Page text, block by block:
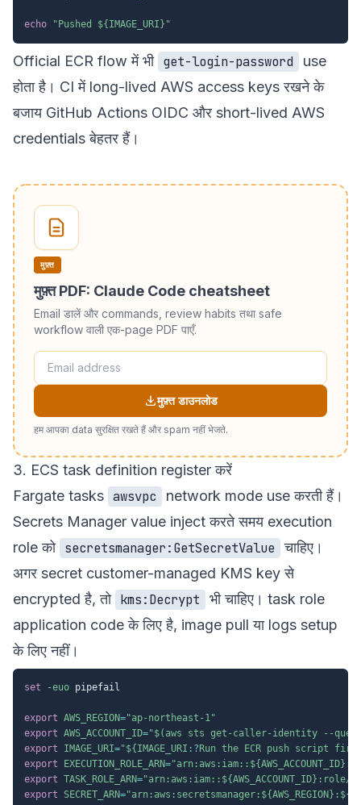
echo "Pushed ${IMAGE_URI} "
Official ECR flow में भी get-login-password
use
होता है। CI में long-lived AWS access keys रखने के
बजाय GitHub Actions OIDC और short-lived AWS
credentials बेहतर हैं।
मुफ़्त
मुफ़्त PDF: Claude Code cheatsheet
Email डालें और commands, review habits तथा safe
workflow वाली एक-page PDF पाएँ.
मुफ़्त डाउनलोड
हम आपका data सुरक्षित रखते हैं और spam नहीं भेजते.
3. ECS task definition register करें
Fargate tasks awsvpc
network mode use करती हैं।
Secrets Manager value inject करते समय execution
role को secretsmanager:GetSecretValue चाहिए।
अगर secret customer-managed KMS key से
encrypted है, तो kms:Decrypt
भी चाहिए। task role
application code के लिए है, image pull या logs setup
के लिए नहीं।
set -euo pipefail
export AWS_REGION="ap-northeast-1"
export AWS_ACCOUNT_ID="$( aws sts get-caller-identity
--
export
IMAGE_URI="${IMAGE_URI :? Run the ECR push script
export
EXECUTION_ROLE_ARN="arn:aws:iam:: ${AWS_ACCOUNT_ID}
export TASK_ROLE_ARN="arn:aws:iam:: ${AWS_ACCOUNT_ID} :role/
export
SECRET_ARN="arn:aws:secretsmanager: ${AWS_REGION} :